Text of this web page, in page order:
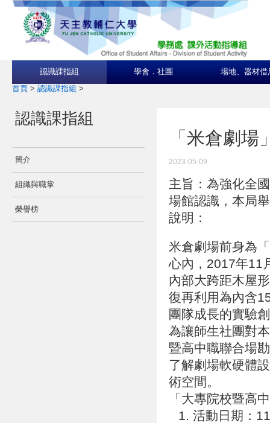
認識課指組 學會．社團 場地、器材借
首頁 > 認識課指組 >
認識課指組
簡介
組織與職掌
榮譽榜
「米倉劇
2023-05-09
主旨：為強化全
場館認識，本局
說明：
米倉劇場前身為
心內，2017年11
內部大跨距木屋
復再利用為內含
團隊成長的實驗
為讓師生社團對
暨高中職聯合場
了解劇場軟硬體
術空間。
「大專院校暨高
活動日期：